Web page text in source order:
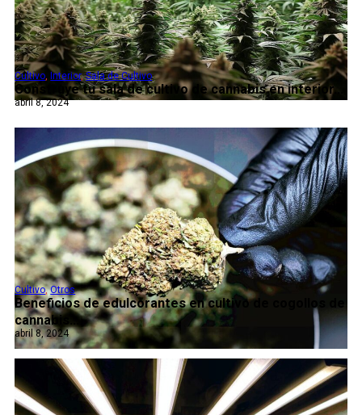
Construye tu sala de cultivo de cannabis en interior...
Cultivo, Interior,Sala de Cultivo
abril 8, 2024
Beneficios de edulcorantes en cultivo de cogollos de
cannabis...
Cultivo,Otros
abril 8, 2024